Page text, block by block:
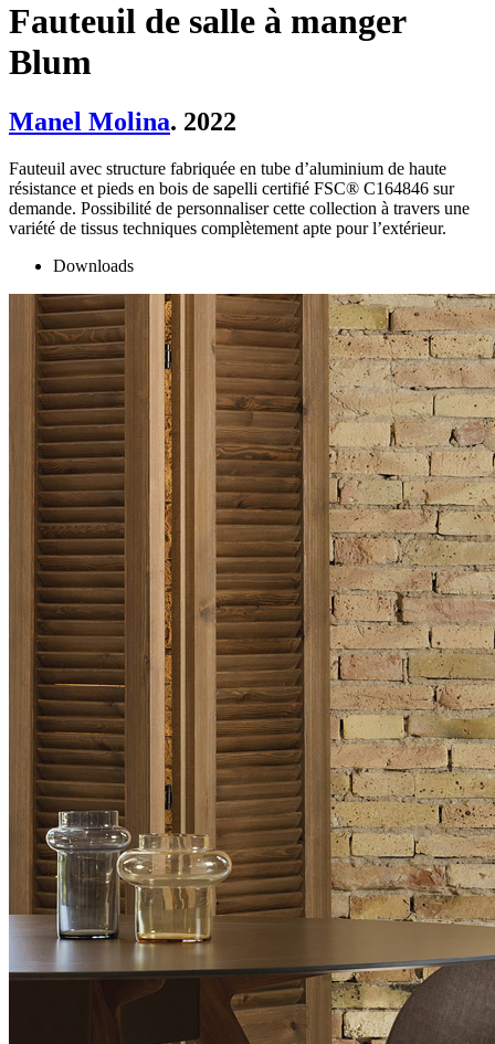
Fauteuil de salle à manger
Blum
Manel Molina. 2022
Fauteuil avec structure fabriquée en tube d’aluminium de haute
résistance et pieds en bois de sapelli certifié FSC® C164846 sur
demande. Possibilité de personnaliser cette collection à travers une
variété de tissus techniques complètement apte pour l’extérieur.
Downloads